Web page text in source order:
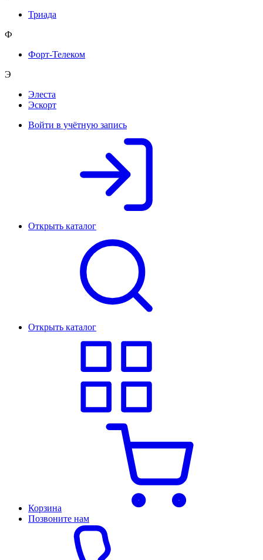
Триада
Ф
Форт-Телеком
Э
Элеста
Эскорт
Войти в учётную запись
Открыть каталог
Открыть каталог
Корзина
Позвоните нам